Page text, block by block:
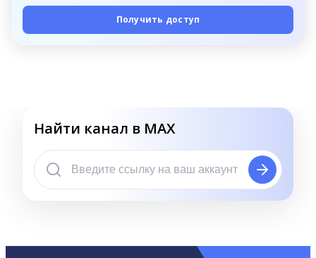
Получить доступ
Найти канал в MAX